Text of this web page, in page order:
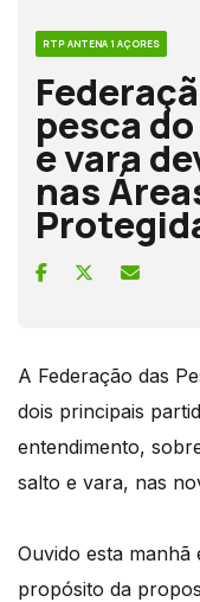
RTP ANTENA 1 AÇORES
pesca
e vara
nas
A Federação das
dois principais
entendimento,
salto e vara, nas
Ouvido esta manhã
propósito da